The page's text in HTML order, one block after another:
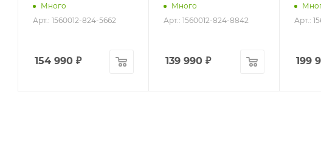
Много
Арт.: 1560012-824-5662
154 990 ₽
Много
Арт.: 1560012-824-8842
139 990₽
Арт.:
199